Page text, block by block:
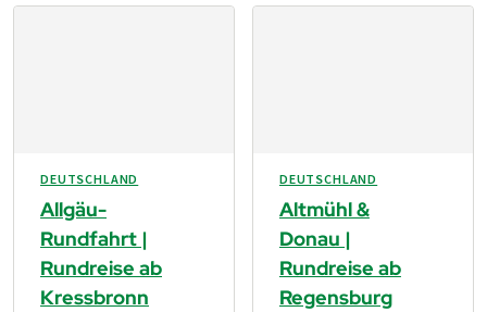
DEUTSCHLAND
Allgäu-
Rundfahrt |
Rundreise ab
Kressbronn
DEUTSCHLAND
Altmühl &
Donau |
Rundreise ab
Regensburg